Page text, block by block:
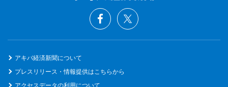
アキバ経済新聞について
プレスリリース・情報提供はこちらから
アクセスデータの利用について